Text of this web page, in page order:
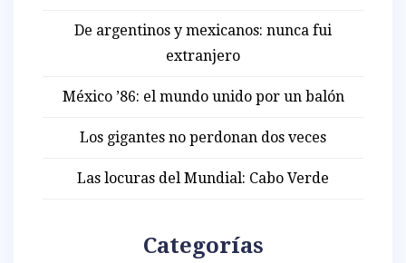
De argentinos y mexicanos: nunca fui
extranjero
México ’86: el mundo unido por un balón
Los gigantes no perdonan dos veces
Las locuras del Mundial: Cabo Verde
Categorías